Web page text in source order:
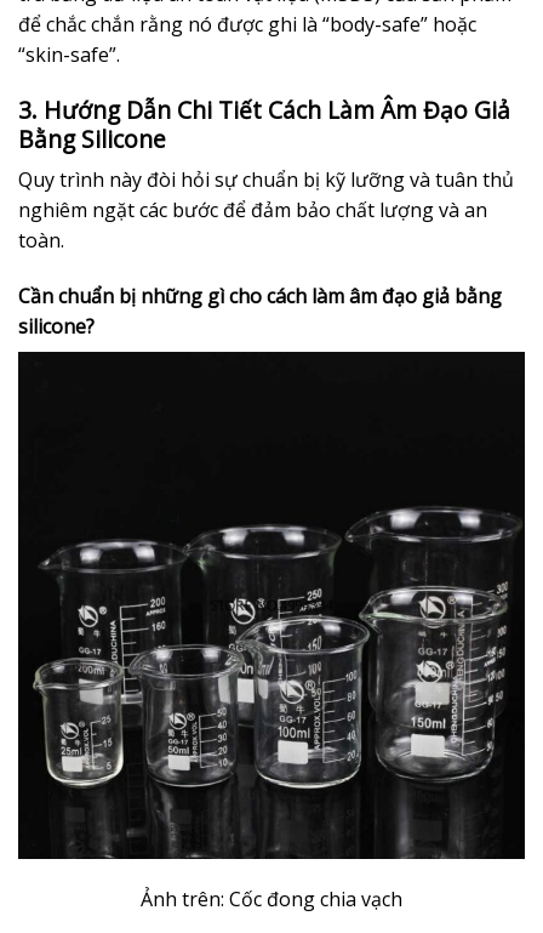
để chắc chắn rằng nó được ghi là “body-safe” hoặc
“skin-safe”.
3. Hướng Dẫn Chi Tiết Cách Làm Âm Đạo Giả
Bằng Silicone
Quy trình này đòi hỏi sự chuẩn bị kỹ lưỡng và tuân thủ
nghiêm ngặt các bước để đảm bảo chất lượng và an
toàn.
Cần chuẩn bị những gì cho cách làm âm đạo giả bằng
silicone?
Ảnh trên: Cốc đong chia vạch